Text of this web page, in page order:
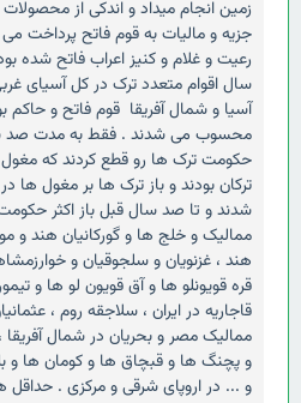
زمین انجام میداد و اندکی از
جزیه و مالیات به قوم فاتح پرداخت
رعیت و غلام و کنیز اعراب فاتح شده
سال اقوام متعدد ترک در کل آسیای
آسیا و شمال آفریقا قوم فاتح و حاکم
محسوب می شدند . فقط به مدت صد
حکومت ترک ها رو قطع کردند که
ترکان بودند و باز ترک ها بر مغول ها
شدند و تا صد سال قبل باز اکثر
ممالیک و خلج ها و گورکانیان هند و
هند ، غزنویان و سلجوقیان و
قره قویونلو ها و آق قویون لو ها و
قاجاریه در ایران ، سلاجقه روم ،
ممالیک مصر و بحریان در شمال
و پچنگ ها و قبچاق ها و کومان ها و
و ... در اروپای شرقی و مرکزی . حداقل